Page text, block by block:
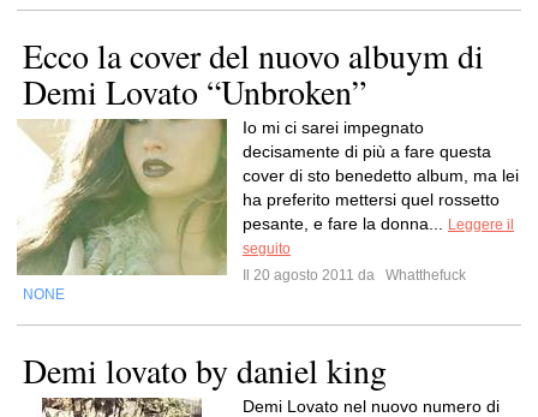
Ecco la cover del nuovo albuym di
Demi Lovato “Unbroken”
Io mi ci sarei impegnato
decisamente di più a fare questa
cover di sto benedetto album, ma lei
ha preferito mettersi quel rossetto
pesante, e fare la donna...
Leggere il
seguito
Il 20 agosto 2011 da
Whatthefuck
NONE
Demi lovato by daniel king
Demi Lovato nel nuovo numero di